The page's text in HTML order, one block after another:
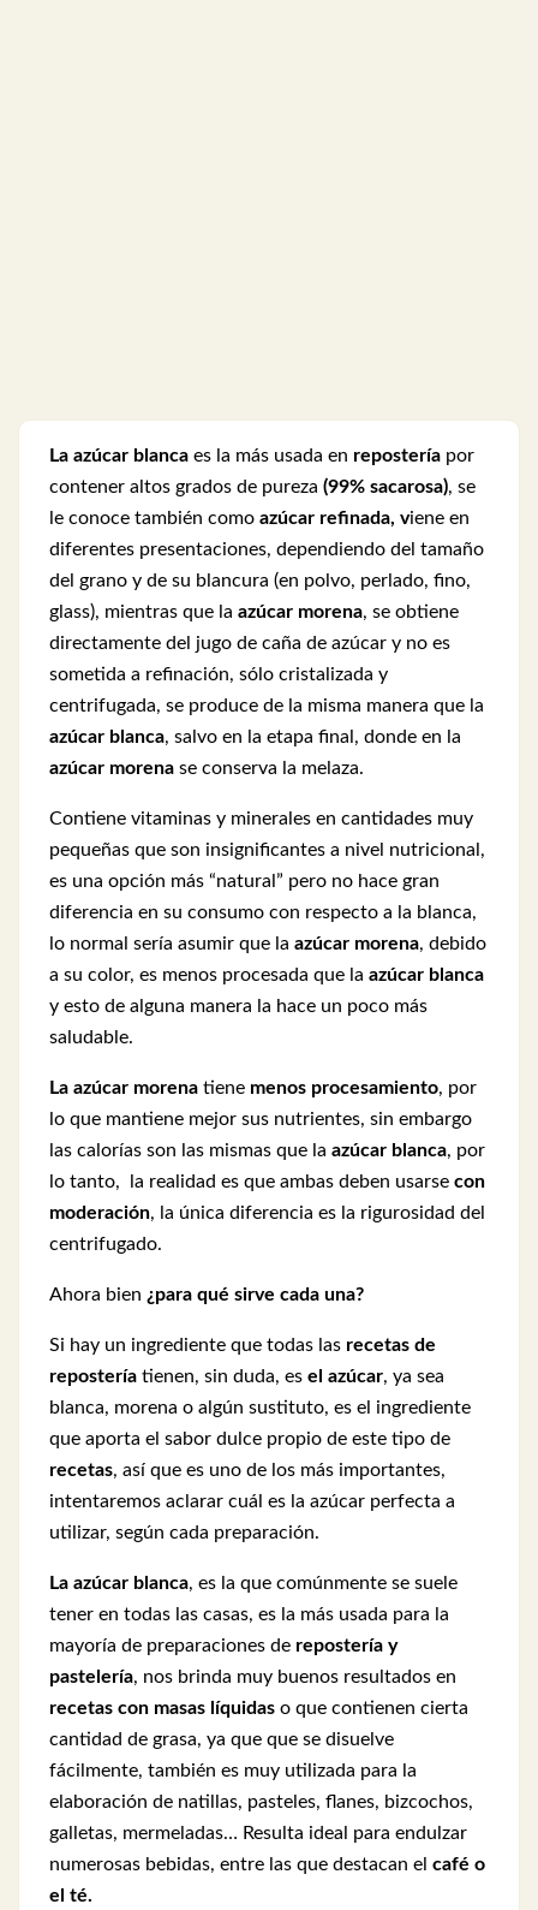
La azúcar blanca es la más usada en repostería por
contener altos grados de pureza (99% sacarosa), se
le conoce también como azúcar refinada, viene en
diferentes presentaciones, dependiendo del tamaño
del grano y de su blancura (en polvo, perlado, fino,
glass), mientras que la azúcar morena, se obtiene
directamente del jugo de caña de azúcar y no es
sometida a refinación, sólo cristalizada y
centrifugada, se produce de la misma manera que la
azúcar blanca, salvo en la etapa final, donde en la
azúcar morena se conserva la melaza.
Contiene vitaminas y minerales en cantidades muy
pequeñas que son insignificantes a nivel nutricional,
es una opción más “natural” pero no hace gran
diferencia en su consumo con respecto a la blanca,
lo normal sería asumir que la azúcar morena, debido
a su color, es menos procesada que la azúcar blanca
y esto de alguna manera la hace un poco más
saludable.
La azúcar morena tiene menos procesamiento, por
lo que mantiene mejor sus nutrientes, sin embargo
las calorías son las mismas que la azúcar blanca, por
lo tanto, la realidad es que ambas deben usarse con
moderación, la única diferencia es la rigurosidad del
centrifugado.
Ahora bien ¿para qué sirve cada una?
Si hay un ingrediente que todas las recetas de
repostería tienen, sin duda, es el azúcar, ya sea
blanca, morena o algún sustituto, es el ingrediente
que aporta el sabor dulce propio de este tipo de
recetas, así que es uno de los más importantes,
intentaremos aclarar cuál es la azúcar perfecta a
utilizar, según cada preparación.
La azúcar blanca, es la que comúnmente se suele
tener en todas las casas, es la más usada para la
mayoría de preparaciones de repostería y
pastelería, nos brinda muy buenos resultados en
recetas con masas líquidas o que contienen cierta
cantidad de grasa, ya que que se disuelve
fácilmente, también es muy utilizada para la
elaboración de natillas, pasteles, flanes, bizcochos,
galletas, mermeladas… Resulta ideal para endulzar
numerosas bebidas, entre las que destacan el café o
el té.